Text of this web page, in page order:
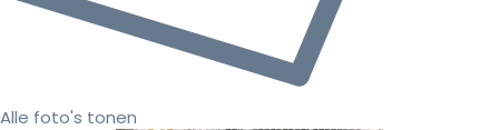
Alle foto's tonen